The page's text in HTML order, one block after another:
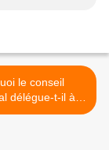
le conseil
délégue-t-il à
tourisme la